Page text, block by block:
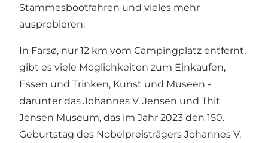
Stammesbootfahren und vieles mehr
ausprobieren.
In Farsø, nur 12 km vom Campingplatz entfernt,
gibt es viele Möglichkeiten zum Einkaufen,
Essen und Trinken, Kunst und Museen -
darunter das Johannes V. Jensen und Thit
Jensen Museum, das im Jahr 2023 den 150.
Geburtstag des Nobelpreisträgers Johannes V.